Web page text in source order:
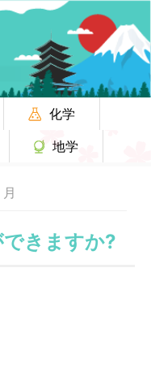
化学
地学
月
きますか?